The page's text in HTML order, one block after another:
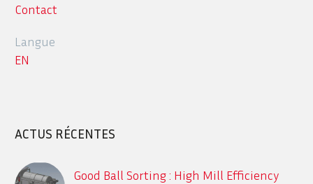
Contact
Langue
EN
ACTUS RÉCENTES
Good Ball Sorting : High Mill Efficiency